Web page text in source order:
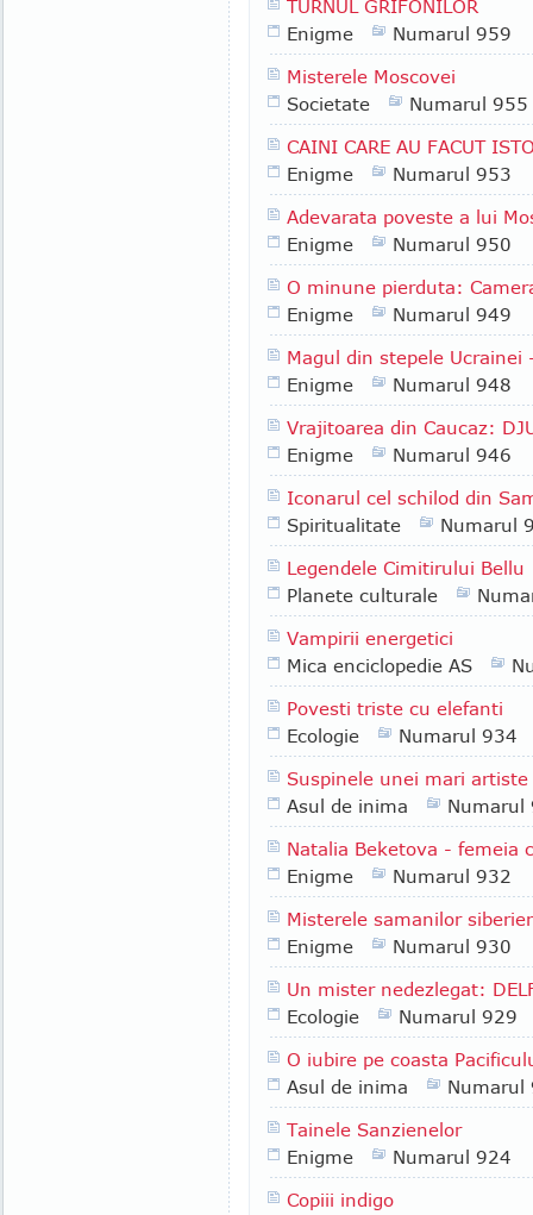
TURNUL GRIFONILOR
Enigme
Numarul 959
Misterele Moscovei
Societate
Numarul 955
CAINI CARE AU FACUT
Enigme
Numarul 953
Adevarata poveste a lui
Enigme
Numarul 950
O minune pierduta:
Enigme
Numarul 949
Magul din stepele Ucrainei
Enigme
Numarul 948
Vrajitoarea din Caucaz:
Enigme
Numarul 946
Iconarul cel schilod din
Spiritualitate
Numarul
Legendele Cimitirului Bellu
Planete culturale
Vampirii energetici
Mica enciclopedie AS
Povesti triste cu elefanti
Ecologie
Numarul 934
Suspinele unei mari
Asul de inima
Numarul
Natalia Beketova - femeia
Enigme
Numarul 932
Misterele samanilor
Enigme
Numarul 930
Un mister nedezlegat:
Ecologie
Numarul 929
O iubire pe coasta
Asul de inima
Numarul
Tainele Sanzienelor
Enigme
Numarul 924
Copiii indigo